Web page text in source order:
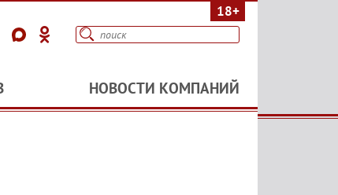
18+
НОВОСТИ КОМПАНИЙ